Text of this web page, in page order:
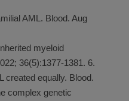
AML. Blood. Aug
myeloid
36(5):1377-1381. 6.
created equally. Blood.
complex genetic